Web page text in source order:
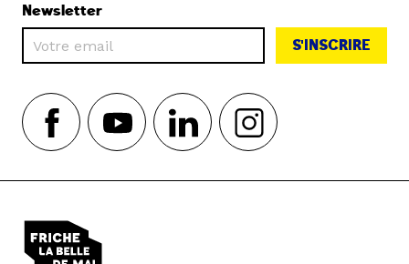
Newsletter
S'INSCRIRE